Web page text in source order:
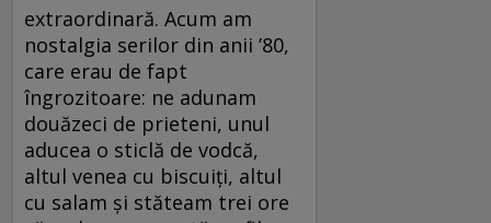
extraordinară. Acum am
nostalgia serilor din anii ’80,
care erau de fapt
îngrozitoare: ne adunam
douăzeci de prieteni, unul
aducea o sticlă de vodcă,
altul venea cu biscuiți, altul
cu salam și stăteam trei ore